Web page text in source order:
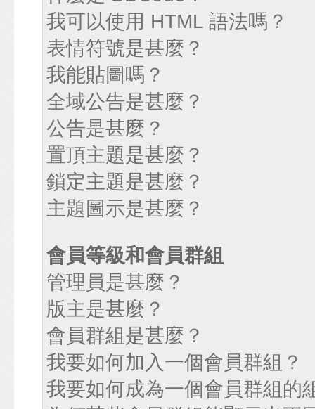
我可以使用 HTML 語法嗎？
表情符號是甚麼？
我能貼圖嗎？
全域公告是甚麼？
公告是甚麼？
置頂主題是甚麼？
鎖定主題是甚麼？
主題圖示是甚麼？
會員等級和會員群組
管理員是甚麼？
版主是甚麼？
會員群組是甚麼？
我要如何加入一個會員群組？
我要如何成為一個會員群組的